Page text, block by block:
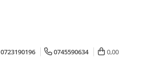
0723190196 0745590634 0,00